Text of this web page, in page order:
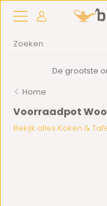
De grootste
Home
Voorraadpot
Bekijk alles Koken &